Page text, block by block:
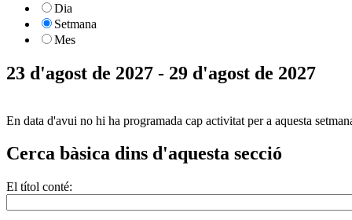
Dia
Setmana
Mes
23 d'agost de 2027 - 29 d'agost de 2027
En data d'avui no hi ha programada cap activitat per a aquesta
Cerca bàsica dins d'aquesta secció
El títol conté: